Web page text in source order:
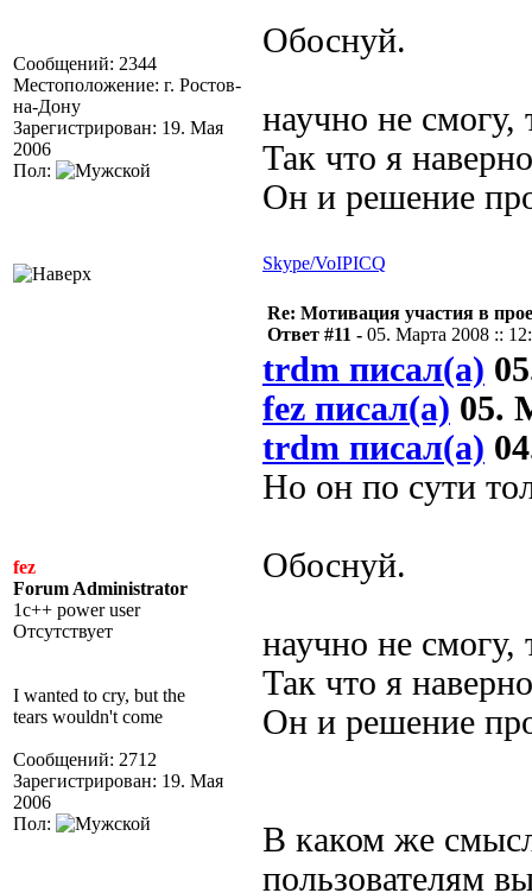
Сообщений: 2344
Местоположение: г. Ростов-
на-Дону
Зарегистрирован: 19. Мая
2006
Пол:
Обоснуй.
научно не смогу,
Так что я
Он и решение
Skype/VoIPICQ
fez
Forum Administrator
1c++ power user
Отсутствует
I wanted to cry, but the
tears wouldn't come
Сообщений: 2712
Зарегистрирован: 19. Мая
2006
Пол:
Re: Мотивация участия в
Ответ #11 - 05. Марта 2008 ::
trdm писал(а)
fez писал(а) 05.
trdm писал(а)
Но он по сути
Обоснуй.
научно не смогу,
Так что я
Он и решение
В каком же
пользователям